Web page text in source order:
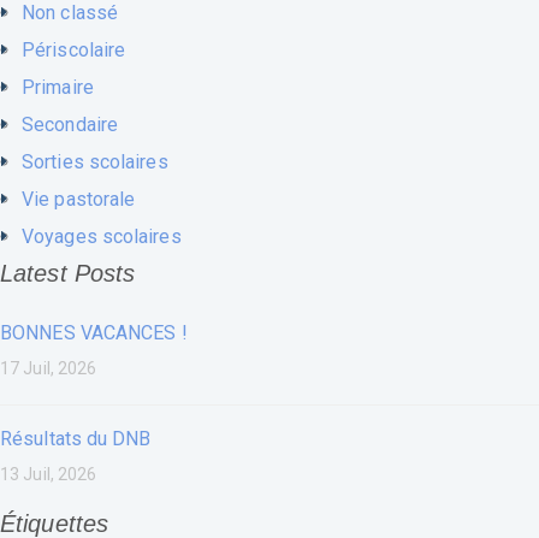
Non classé
Périscolaire
Primaire
Secondaire
Sorties scolaires
Vie pastorale
Voyages scolaires
Latest Posts
BONNES VACANCES !
17 Juil, 2026
Résultats du DNB
13 Juil, 2026
Étiquettes